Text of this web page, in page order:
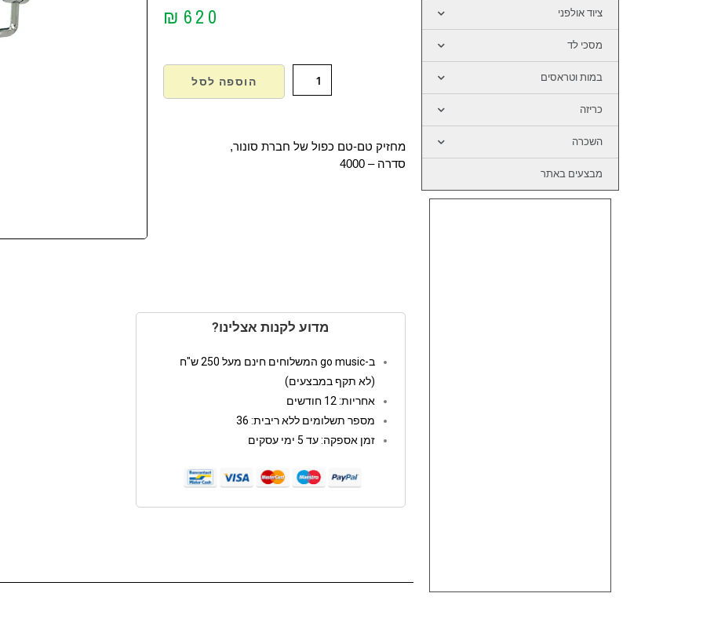
ציוד אולפני
מסכי לד
במות וטראסים
כריזה
השכרה
מבצעים באתר
₪ 620
הוספה לסל
מחזיק טם-טם כפול של חברת סונור,
סדרה – 4000
מדוע לקנות אצלינו?
ב-go music המשלוחים חינם מעל 250 ש"ח
(לא תקף במבצעים)
אחריות: 12 חודשים
מספר תשלומים ללא ריבית: 36
זמן אספקה: עד 5 ימי עסקים